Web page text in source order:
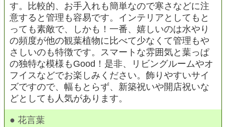
す。比較的、お手入れも簡単なので寒さなどに注
意すると管理も容易です。インテリアとしてもと
っても素敵で、しかも！一番、嬉しいのは水やり
の頻度が他の観葉植物に比べて少なくて管理もや
さしいのも特徴です。スマートな雰囲気と葉っぱ
の独特な模様もGood！是非、リビングルームやオ
フイスなどでお楽しみください。飾りやすいサイ
ズですので、幅もとらず、新築祝いや開店祝いな
どとしても人気があります。
● 花言葉